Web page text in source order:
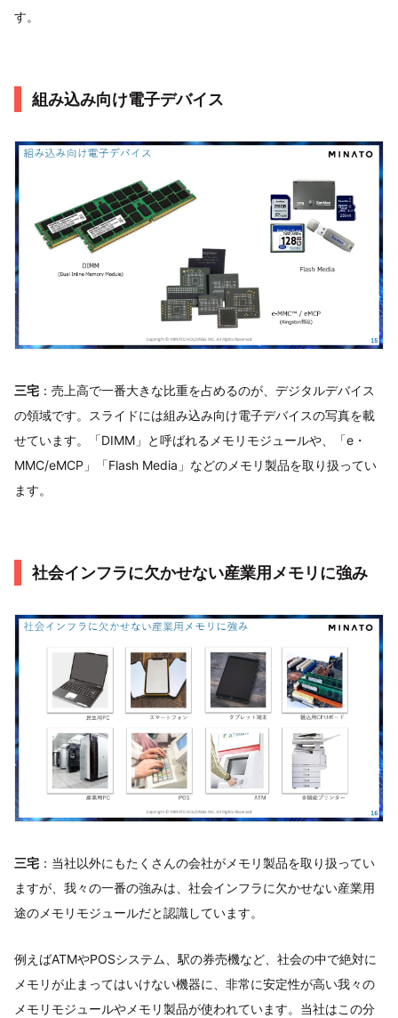
す。
組み込み向け電子デバイス
三宅 ：売上高で一番大きな比重を占めるのが、デジタルデバイス
の領域です。スライドには組み込み向け電子デバイスの写真を載
せています。「DIMM」と呼ばれるメモリモジュールや、「e・
MMC/eMCP」「Flash Media」などのメモリ製品を取り扱ってい
ます。
社会インフラに欠かせない産業用メモリに強み
三宅 ：当社以外にもたくさんの会社がメモリ製品を取り扱ってい
ますが、我々の一番の強みは、社会インフラに欠かせない産業用
途のメモリモジュールだと認識しています。
例えばATMやPOSシステム、駅の券売機など、社会の中で絶対に
メモリが止まってはいけない機器に、非常に安定性が高い我々の
メモリモジュールやメモリ製品が使われています。当社はこの分